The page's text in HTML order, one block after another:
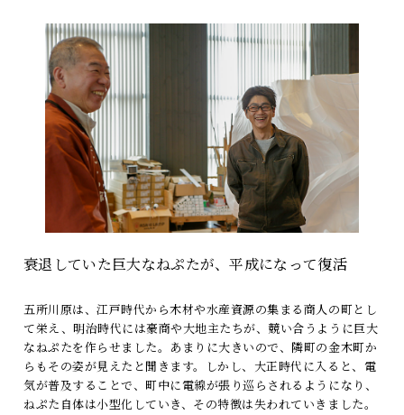
衰退していた巨大なねぷたが、平成になって復活
五所川原は、江戸時代から木材や水産資源の集まる商人の町とし
て栄え、明治時代には豪商や大地主たちが、競い合うように巨大
なねぷたを作らせました。あまりに大きいので、隣町の金木町か
らもその姿が見えたと聞きます。しかし、大正時代に入ると、電
気が普及することで、町中に電線が張り巡らされるようになり、
ねぷた自体は小型化していき、その特徴は失われていきました。